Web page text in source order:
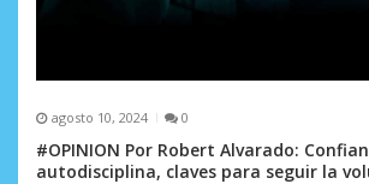
agosto 10, 2024 0
#OPINION Por Robert Alvarado:
autodisciplina, claves para seguir la